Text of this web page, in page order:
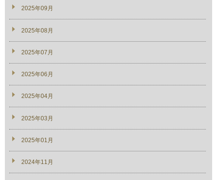
2025年09月
2025年08月
2025年07月
2025年06月
2025年04月
2025年03月
2025年01月
2024年11月